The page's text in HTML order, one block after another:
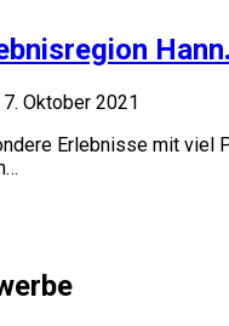
Oktober 2021
Erlebnisse mit viel